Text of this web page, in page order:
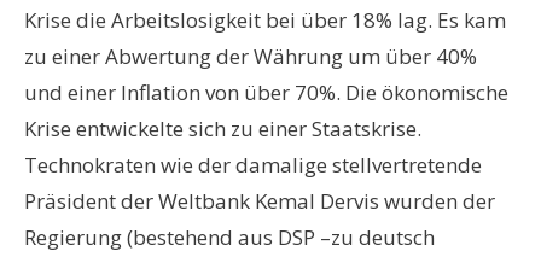
Krise die Arbeitslosigkeit bei über 18% lag. Es kam
zu einer Abwertung der Währung um über 40%
und einer Inflation von über 70%. Die ökonomische
Krise entwickelte sich zu einer Staatskrise.
Technokraten wie der damalige stellvertretende
Präsident der Weltbank Kemal Dervis wurden der
Regierung (bestehend aus DSP –zu deutsch